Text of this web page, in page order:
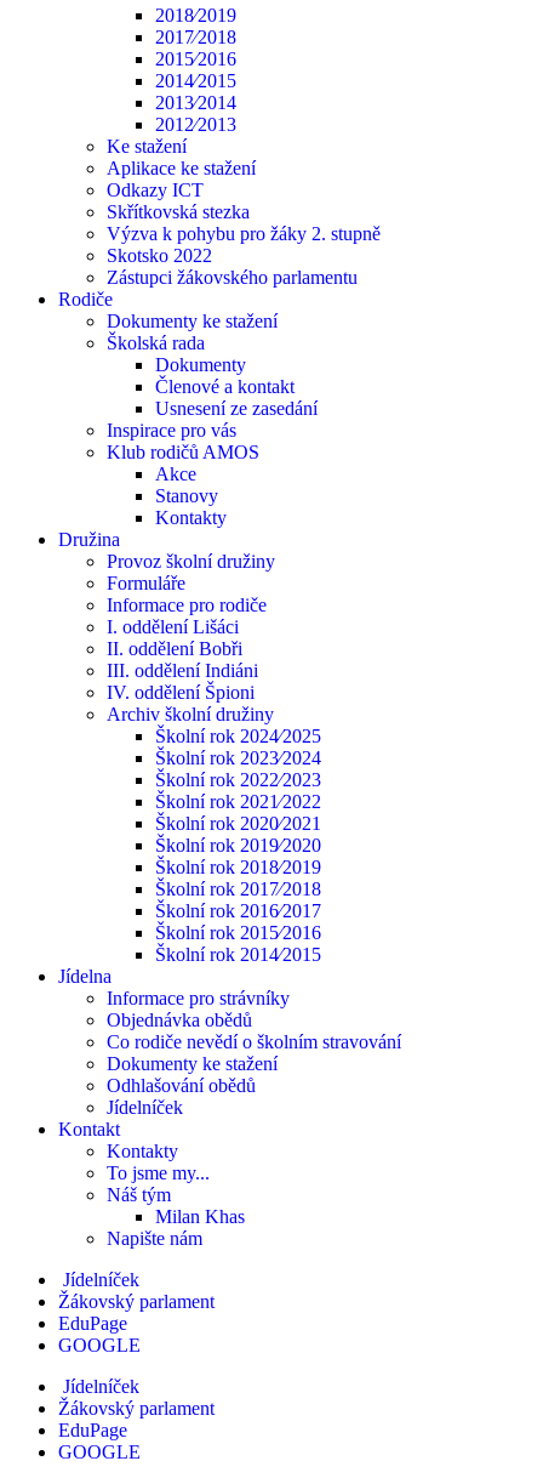
2018⁄2019
2017⁄2018
2015⁄2016
2014⁄2015
2013⁄2014
2012⁄2013
Ke stažení
Aplikace ke stažení
Odkazy ICT
Skřítkovská stezka
Výzva k pohybu pro žáky 2. stupně
Skotsko 2022
Zástupci žákovského parlamentu
Rodiče
Dokumenty ke stažení
Školská rada
Dokumenty
Členové a kontakt
Usnesení ze zasedání
Inspirace pro vás
Klub rodičů AMOS
Akce
Stanovy
Kontakty
Družina
Provoz školní družiny
Formuláře
Informace pro rodiče
I. oddělení Lišáci
II. oddělení Bobři
III. oddělení Indiáni
IV. oddělení Špioni
Archiv školní družiny
Školní rok 2024⁄2025
Školní rok 2023⁄2024
Školní rok 2022⁄2023
Školní rok 2021⁄2022
Školní rok 2020⁄2021
Školní rok 2019⁄2020
Školní rok 2018⁄2019
Školní rok 2017⁄2018
Školní rok 2016⁄2017
Školní rok 2015⁄2016
Školní rok 2014⁄2015
Jídelna
Informace pro strávníky
Objednávka obědů
Co rodiče nevědí o školním stravování
Dokumenty ke stažení
Odhlašování obědů
Jídelníček
Kontakt
Kontakty
To jsme my...
Náš tým
Milan Khas
Napište nám
Jídelníček
Žákovský parlament
EduPage
GOOGLE
Jídelníček
Žákovský parlament
EduPage
GOOGLE